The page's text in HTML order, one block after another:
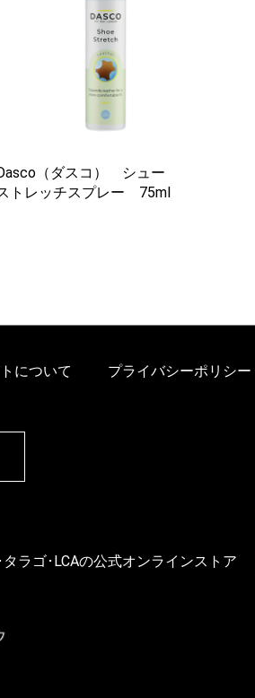
（ダスコ） シュー
トレッチスプレー 75ml
について プライバシーポリシー
ラゴ･LCAの公式オンラインストア